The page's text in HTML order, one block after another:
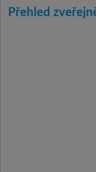
Přehled